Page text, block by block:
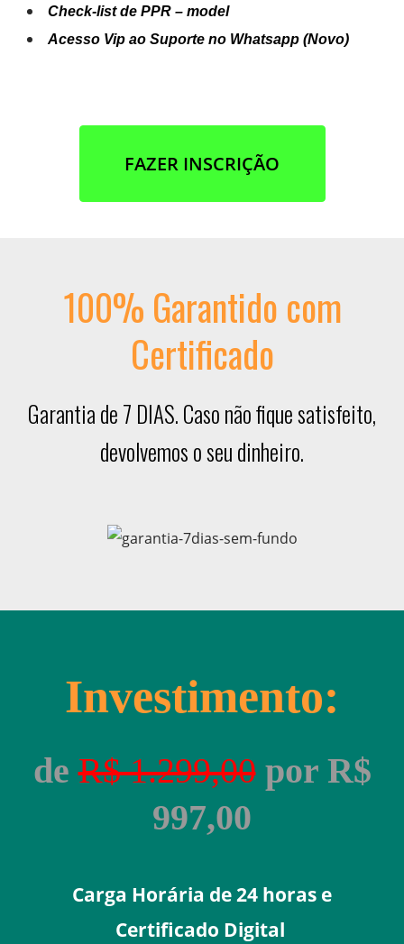
Check-list de PPR – model
Acesso Vip ao Suporte no Whatsapp (Novo)
FAZER INSCRIÇÃO
100% Garantido com
Certificado
Garantia de 7 DIAS. Caso não fique satisfeito,
devolvemos o seu dinheiro.
Investimento:
de R$ 1.299,00por R$
997,00
Carga Horária de 24 horas e
Certificado Digital